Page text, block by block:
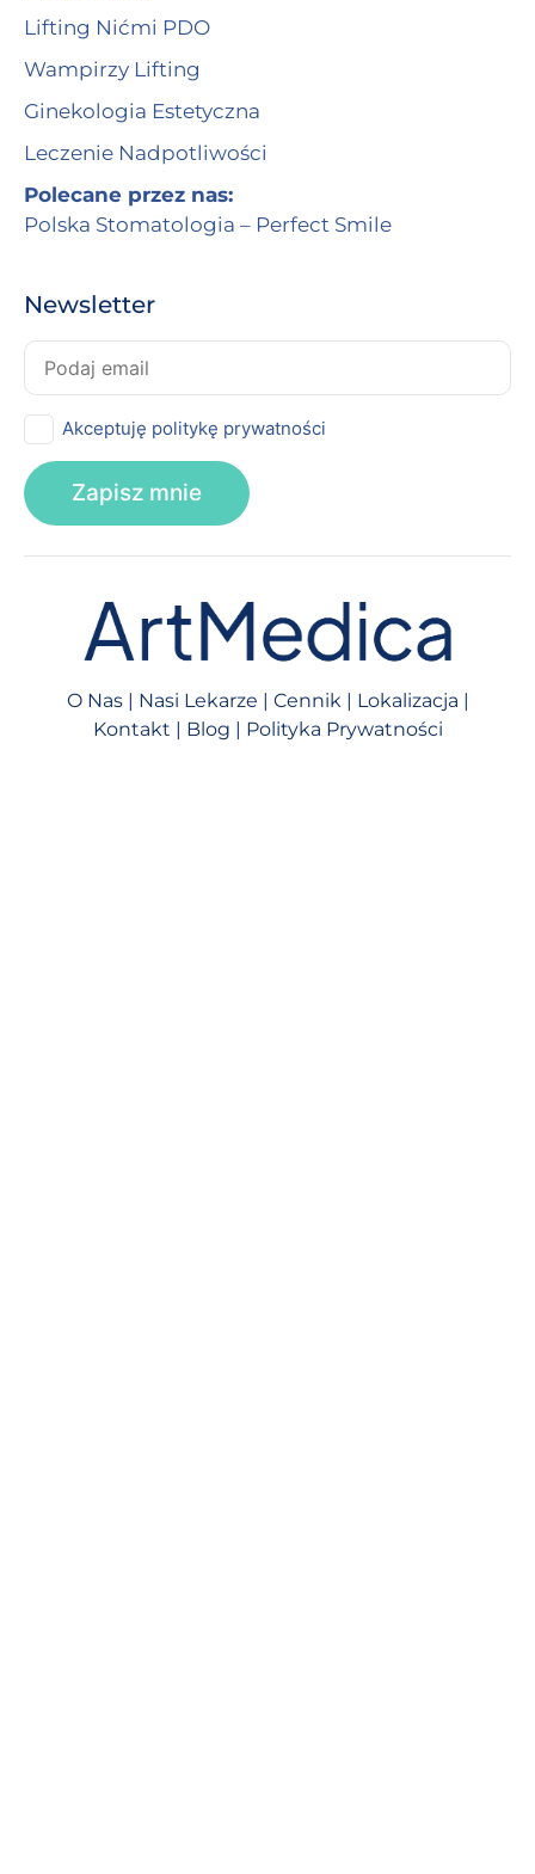
Lifting Nićmi PDO
Wampirzy Lifting
Ginekologia Estetyczna
Leczenie Nadpotliwości
Polecane przez nas:
Polska Stomatologia – Perfect Smile
Newsletter
Akceptuję politykę prywatności
O Nas| Nasi Lekarze | Cennik| Lokalizacja |
Kontakt | Blog | Polityka Prywatności